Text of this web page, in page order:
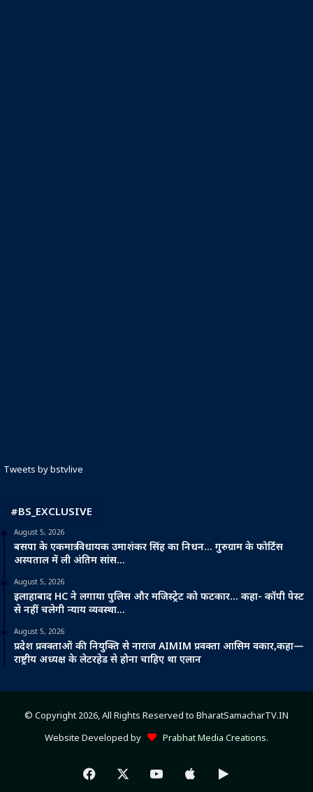
Tweets by bstvlive
#BS_EXCLUSIVE
August 5, 2026
बसपा के एकमात्र विधायक उमाशंकर सिंह का निधन… गुरुग्राम के फोर्टिस
अस्पताल में ली अंतिम सांस…
August 5, 2026
इलाहाबाद HC ने लगाया पुलिस और मजिस्ट्रेट को फटकार… कहा- कॉपी पेस्ट
से नहीं चलेगी न्याय व्यवस्था…
August 5, 2026
प्रदेश प्रवक्ताओं की नियुक्ति से नाराज AIMIM प्रवक्ता आसिम वकार,कहा—
राष्ट्रीय अध्यक्ष के लेटरहेड से होना चाहिए था एलान
© Copyright 2026, All Rights Reserved to BharatSamacharTV.IN
Website Developed by
Prabhat Media Creations.
Facebook YouTubeAppleGoogle